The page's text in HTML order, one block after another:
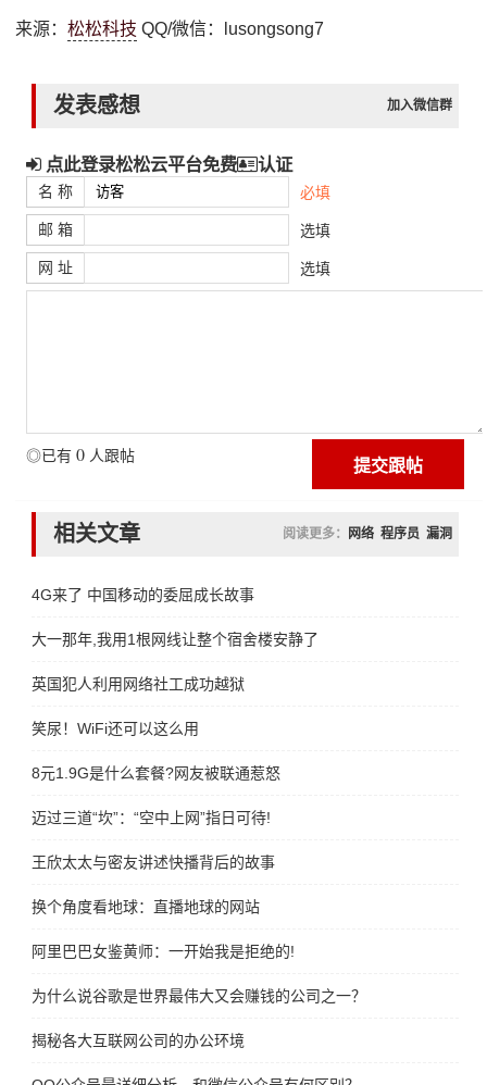
来源：松松科技 QQ/微信：lusongsong7
发表感想 加入微信群
点此登录松松云平台免费 认证
名 称 必填
邮 箱 选填
网 址 选填
◎已有 0 人跟帖
相关文章 阅读更多： 网络 程序员 漏洞
4G来了 中国移动的委屈成长故事
大一那年,我用1根网线让整个宿舍楼安静了
英国犯人利用网络社工成功越狱
笑尿！WiFi还可以这么用
8元1.9G是什么套餐?网友被联通惹怒
迈过三道“坎”：“空中上网”指日可待!
王欣太太与密友讲述快播背后的故事
换个角度看地球：直播地球的网站
阿里巴巴女鉴黄师：一开始我是拒绝的!
为什么说谷歌是世界最伟大又会赚钱的公司之一？
揭秘各大互联网公司的办公环境